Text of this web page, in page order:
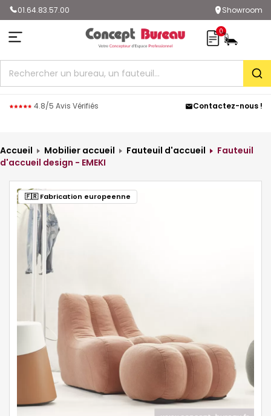
01.64.83.57.00 Showroom
0
4.8/5 Avis Vérifiés Contactez-nous !
Accueil Mobilier accueil Fauteuil d'accueil
Fauteuil
d'accueil design - EMEKI